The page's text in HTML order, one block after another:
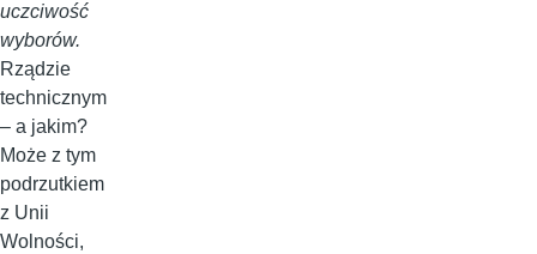
uczciwość
wyborów.
Rządzie
technicznym
– a jakim?
Może z tym
podrzutkiem
z Unii
Wolności,